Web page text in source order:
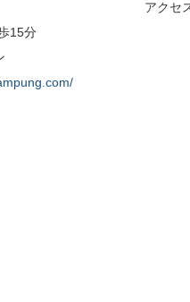
アクセ
15分